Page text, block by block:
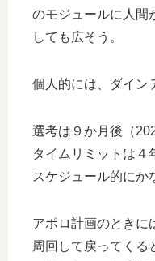
のモジュールに人間
しても広そう。
個人的には、ダイン
選考は９か月後（
タイムリミットは４
スケジュール的にか
アポロ計画のときに
周回して戻ってくる